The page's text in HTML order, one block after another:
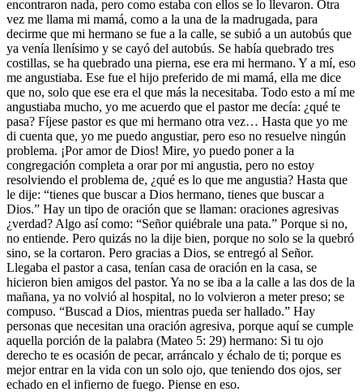
encontraron nada, pero como estaba con ellos se lo llevaron. Otra
vez me llama mi mamá, como a la una de la madrugada, para
decirme que mi hermano se fue a la calle, se subió a un autobús que
ya venía llenísimo y se cayó del autobús. Se había quebrado tres
costillas, se ha quebrado una pierna, ese era mi hermano. Y a mí, eso
me angustiaba. Ese fue el hijo preferido de mi mamá, ella me dice
que no, solo que ese era el que más la necesitaba. Todo esto a mí me
angustiaba mucho, yo me acuerdo que el pastor me decía: ¿qué te
pasa? Fíjese pastor es que mi hermano otra vez… Hasta que yo me
di cuenta que, yo me puedo angustiar, pero eso no resuelve ningún
problema. ¡Por amor de Dios! Mire, yo puedo poner a la
congregación completa a orar por mi angustia, pero no estoy
resolviendo el problema de, ¿qué es lo que me angustia? Hasta que
le dije: “tienes que buscar a Dios hermano, tienes que buscar a
Dios.” Hay un tipo de oración que se llaman: oraciones agresivas
¿verdad? Algo así como: “Señor quiébrale una pata.” Porque si no,
no entiende. Pero quizás no la dije bien, porque no solo se la quebró
sino, se la cortaron. Pero gracias a Dios, se entregó al Señor.
Llegaba el pastor a casa, tenían casa de oración en la casa, se
hicieron bien amigos del pastor. Ya no se iba a la calle a las dos de la
mañana, ya no volvió al hospital, no lo volvieron a meter preso; se
compuso. “Buscad a Dios, mientras pueda ser hallado.” Hay
personas que necesitan una oración agresiva, porque aquí se cumple
aquella porción de la palabra (Mateo 5: 29) hermano: Si tu ojo
derecho te es ocasión de pecar, arráncalo y échalo de ti; porque es
mejor entrar en la vida con un solo ojo, que teniendo dos ojos, ser
echado en el infierno de fuego. Piense en eso.